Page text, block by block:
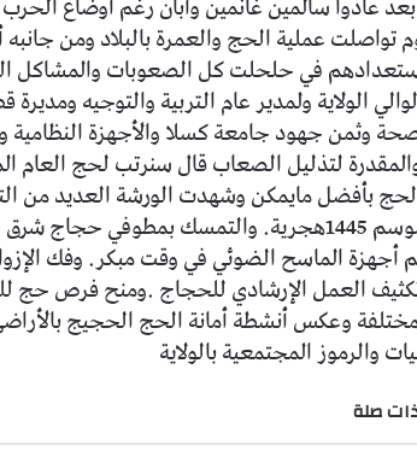
تواصلت عملية الحج والعمرة بالبلاد ومن
في حلحلت كل الصعوبات والمشاكل
الولاية ولمدير عام التربية والتوجيه
وثمن جهود جامعة كسلا والأجهزة النظامية
لتذليل الصعاب قال سنرتب لحج العام
بأفضل مايمكن وشهدت الورشة العديد من
الحج لموسم 1445هجرية. والتمسك بمطوفي
أجهزة الماسح الضوئي في وقت مبكر. وفك
العمل الإرشادي للحجاج .ومنح فرص حج
وعكس أنشطة أمانة الحج الحجيج
والرموز المجتمعية بالولاية
صلة